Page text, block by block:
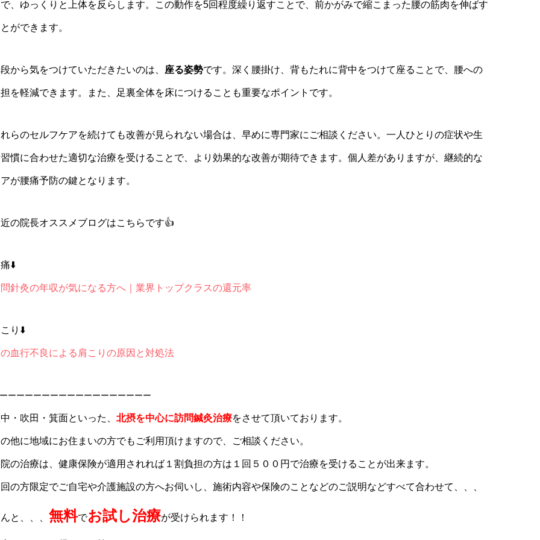
、ゆっくりと上体を反らします。この動作を5回程度繰り返すことで、前かがみで縮こまった腰の筋肉を伸ばす
ができます。
から気をつけていただきたいのは、 座る姿勢です。深く腰掛け、背もたれに背中をつけて座ることで、腰への
を軽減できます。また、足裏全体を床につけることも重要なポイントです。
らのセルフケアを続けても改善が見られない場合は、早めに専門家にご相談ください。一人ひとりの症状や生
慣に合わせた適切な治療を受けることで、より効果的な改善が期待できます。個人差がありますが、継続的な
が腰痛予防の鍵となります。
の院長オススメブログはこちらです👍
⬇️
針灸の年収が気になる方へ｜業界トップクラスの還元率
り⬇️
血行不良による肩こりの原因と対処法
ーーーーーーーーーーーーーーーーー
・吹田・箕面といった、 北摂を中心に訪問鍼灸治療をさせて頂いております。
他に地域にお住まいの方でもご利用頂けますので、ご相談ください。
の治療は、健康保険が適用されれば１割負担の方は１回５００円で治療を受けることが出来ます。
の方限定でご自宅や介護施設の方へお伺いし、施術内容や保険のことなどのご説明などすべて合わせて、、、
と、、、 無料でお試し治療が受けられます！！